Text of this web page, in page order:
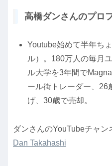
高橋ダンさんのプロ
Youtube始めて半年ち
ル）。180万人の毎月
ル大学を3年間で
ール街トレーダー、26
げ、30歳で売却。
ダンさんのYouTubeチャン
Dan Takahashi